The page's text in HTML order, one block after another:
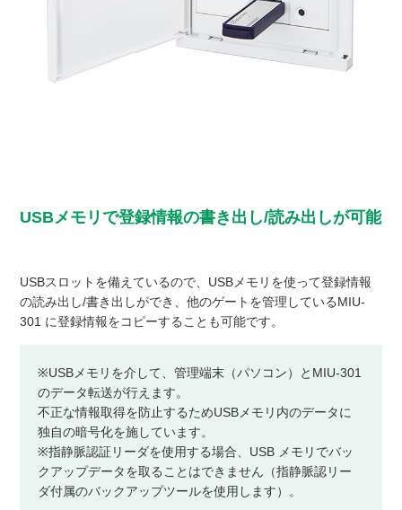
USBメモリで登録情報の書き出し/読み出しが可能
USBスロットを備えているので、USBメモリを使って登録情報
の読み出し/書き出しができ、他のゲートを管理しているMIU-
301 に登録情報をコピーすることも可能です。
※USBメモリを介して、管理端末（パソコン）とMIU-301
のデータ転送が行えます。
不正な情報取得を防止するためUSBメモリ内のデータに
独自の暗号化を施しています。
※指静脈認証リーダを使用する場合、USB メモリでバッ
クアップデータを取ることはできません（指静脈認リー
ダ付属のバックアップツールを使用します）。